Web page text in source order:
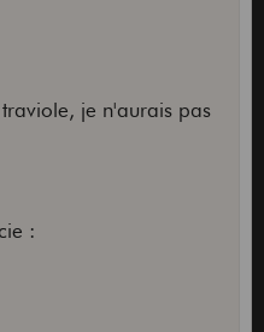
je n'aurais pas
: